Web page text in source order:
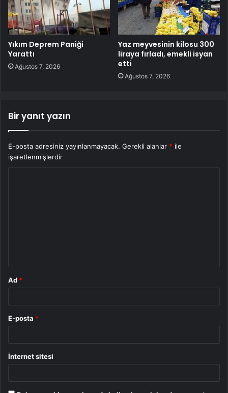
Yıkım Deprem Paniği
Yarattı
Ağustos 7, 2026
Yaz meyvesinin kilosu 300
liraya fırladı, emekli isyan
etti
Ağustos 7, 2026
Bir yanıt yazın
E-posta adresiniz yayınlanmayacak. Gerekli alanlar * ile
işaretlenmişlerdir
Ad *
E-posta *
İnternet sitesi